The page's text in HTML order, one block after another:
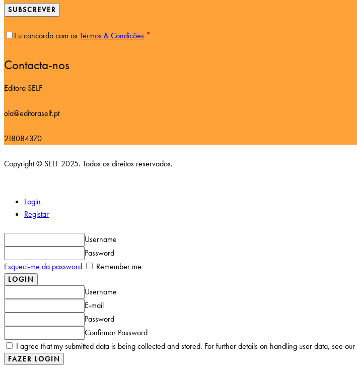
SUBSCREVER
Eu concordo com osTermos & Condições *
Contacta-nos
Editora SELF
ola@editoraself.pt
218084370
Copyright © SELF 2025. Todos os direitos reservados.
Login
Registar
Username
Password
Esqueci-me da password
Remember me
Username
E-mail
Password
Confirmar Password
I agree that my submitted data is being collected and stored. For further details on handling user data, see our